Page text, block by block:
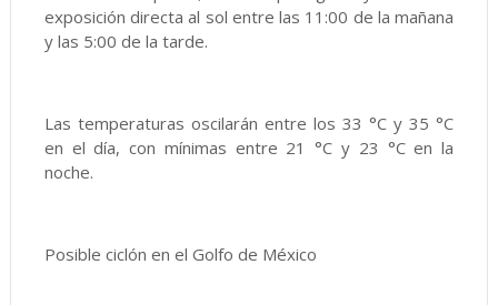
exposición directa al sol entre las 11:00 de la mañana
y las 5:00 de la tarde.
Las temperaturas oscilarán entre los 33 °C y 35 °C
en el día, con mínimas entre 21 °C y 23 °C en la
noche.
Posible ciclón en el Golfo de México